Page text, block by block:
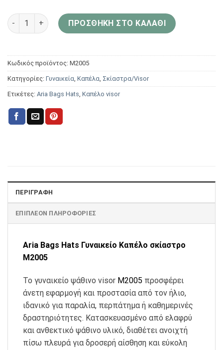
Aria Bags Hats Γυναικείο Καπέλο Σκίαστρο M2005 ποσότητα
ΠΡΟΣΘΉΚΗ ΣΤΟ ΚΑΛΆΘΙ
Κωδικός προϊόντος: M2005
Κατηγορίες: Γυναικεία, Καπέλα, Σκίαστρα/Visor
Ετικέτες: Aria Bags Hats, Καπέλο visor
ΠΕΡΙΓΡΑΦΉ
ΕΠΙΠΛΈΟΝ ΠΛΗΡΟΦΟΡΊΕΣ
Aria Bags Hats Γυναικείο Καπέλο σκίαστρο
M2005
Το γυναικείο ψάθινο visor M2005 προσφέρει
άνετη εφαρμογή και προστασία από τον ήλιο,
ιδανικό για παραλία, περπάτημα ή καθημερινές
δραστηριότητες. Κατασκευασμένο από ελαφρύ
και ανθεκτικό ψάθινο υλικό, διαθέτει ανοιχτή
πίσω πλευρά για δροσερή αίσθηση και εύκολη